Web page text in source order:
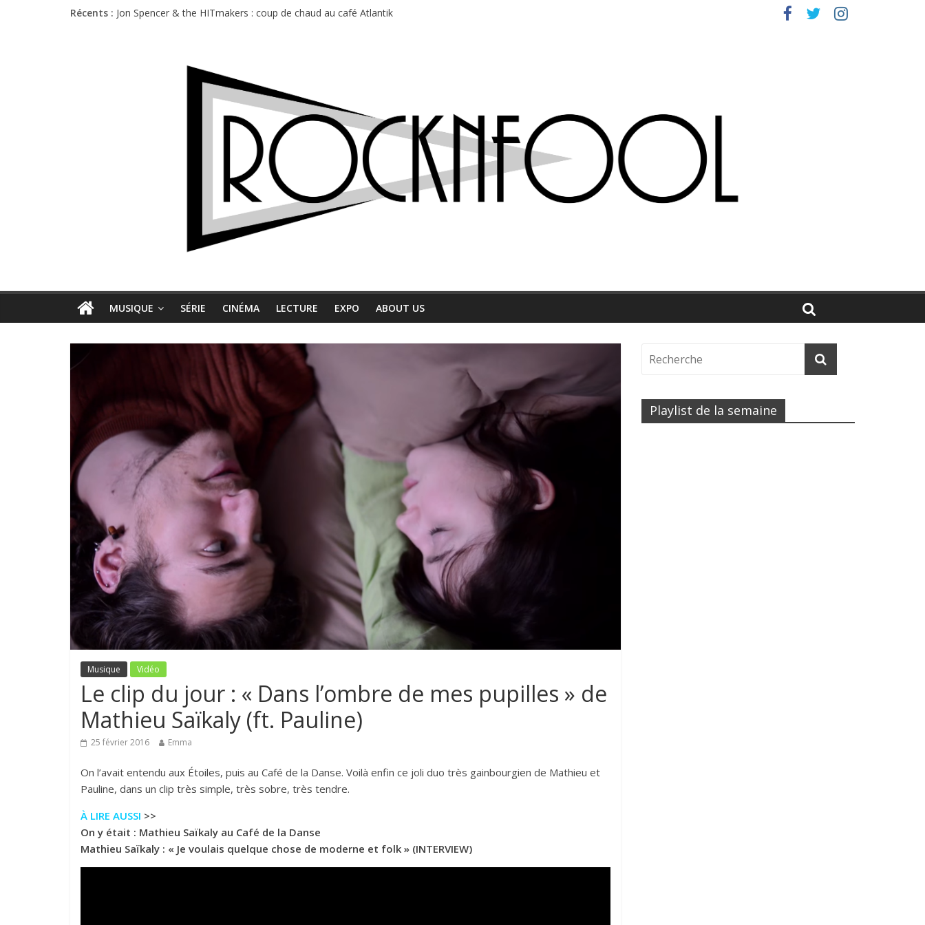
Récents : Jon Spencer & the HITmakers : coup de chaud au café Atlantik
Charlie Puth à l’Olympia : la leçon de pop du Professeur Puth
MUSIQUE SÉRIE CINÉMA LECTURE EXPO ABOUT US
Musique Vidéo
Le clip du jour : « Dans l’ombre de mes pupilles » de
Mathieu Saïkaly (ft. Pauline)
25 février 2016 Emma
On l’avait entendu aux Étoiles, puis au Café de la Danse. Voilà enfin ce joli duo très gainbourgien de Mathieu et
Pauline, dans un clip très simple, très sobre, très tendre.
À LIRE AUSSI >>
On y était : Mathieu Saïkaly au Café de la Danse
Mathieu Saïkaly : « Je voulais quelque chose de moderne et folk » (INTERVIEW)
Playlist de la semaine